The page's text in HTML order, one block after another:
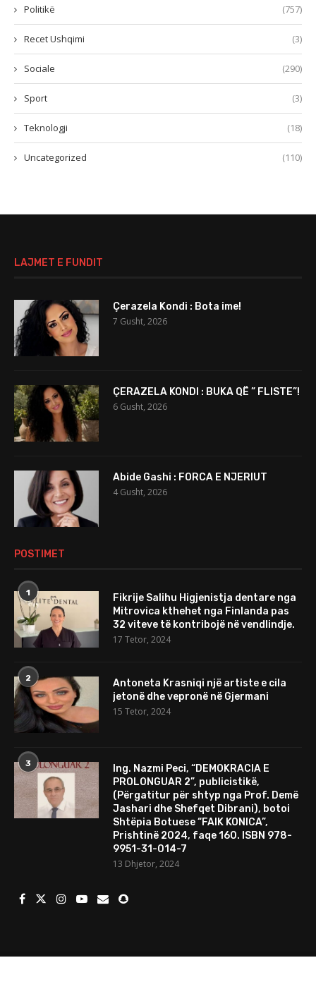
Politikë (757)
Recet Ushqimi (3)
Sociale (290)
Sport (3)
Teknologji (18)
Uncategorized (110)
LAJMET E FUNDIT
Çerazela Kondi : Bota ime!
7 Gusht, 2026
ÇERAZELA KONDI : BUKA QË ” FLISTE”!
6 Gusht, 2026
Abide Gashi : FORCA E NJERIUT
4 Gusht, 2026
POSTIMET
1
Fikrije Salihu Higjenistja dentare nga
Mitrovica kthehet nga Finlanda pas
32 viteve të kontribojë në vendlindje.
17 Tetor, 2024
2
Antoneta Krasniqi një artiste e cila
jetonë dhe vepronë në Gjermani
15 Tetor, 2024
3
Ing. Nazmi Peci, “DEMOKRACIA E
PROLONGUAR 2”, publicistikë,
(Përgatitur për shtyp nga Prof. Demë
Jashari dhe Shefqet Dibrani), botoi
Shtëpia Botuese “FAIK KONICA”,
Prishtinë 2024, faqe 160. ISBN 978-
9951-31-014-7
13 Dhjetor, 2024